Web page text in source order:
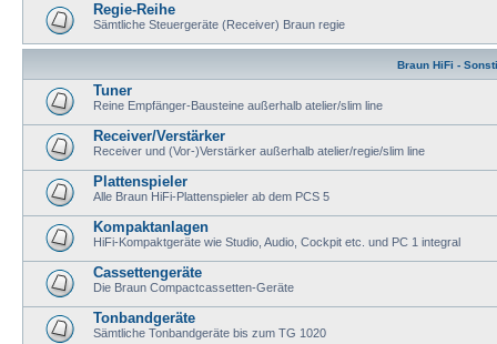
Regie-Reihe
Sämtliche Steuergeräte (Receiver) Braun regie
Braun HiFi -
Tuner
Reine Empfänger-Bausteine außerhalb atelier/slim line
Receiver/Verstärker
Receiver und (Vor-)Verstärker außerhalb atelier/regie/slim line
Plattenspieler
Alle Braun HiFi-Plattenspieler ab dem PCS 5
Kompaktanlagen
HiFi-Kompaktgeräte wie Studio, Audio, Cockpit etc. und PC 1 integral
Cassettengeräte
Die Braun Compactcassetten-Geräte
Tonbandgeräte
Sämtliche Tonbandgeräte bis zum TG 1020